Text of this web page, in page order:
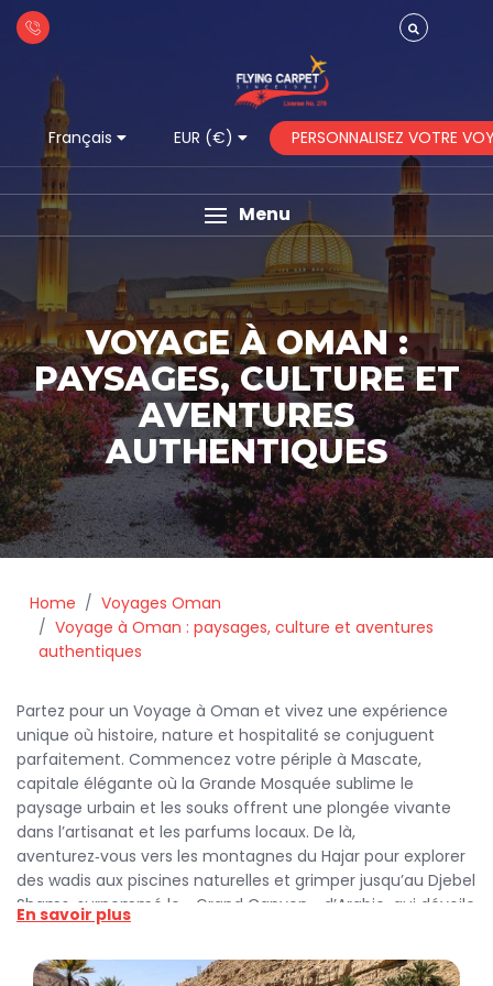
Français EUR (€) PERSONNALISEZ VOTRE
Menu
VOYAGE À OMAN :
PAYSAGES, CULTURE ET
AVENTURES
AUTHENTIQUES
Home
Voyages Oman
Voyage à Oman : paysages, culture et aventures
authentiques
Partez pour un Voyage à Oman et vivez une expérience
unique où histoire, nature et hospitalité se conjuguent
parfaitement. Commencez votre périple à Mascate,
capitale élégante où la Grande Mosquée sublime le
paysage urbain et les souks offrent une plongée vivante
dans l’artisanat et les parfums locaux. De là,
aventurez‑vous vers les montagnes du Hajar pour explorer
des wadis aux piscines naturelles et grimper jusqu’au Djebel
Shams, surnommé le « Grand Canyon » d’Arabie, qui dévoile
des panoramas vertigineux et couchers de soleil
En savoir plus